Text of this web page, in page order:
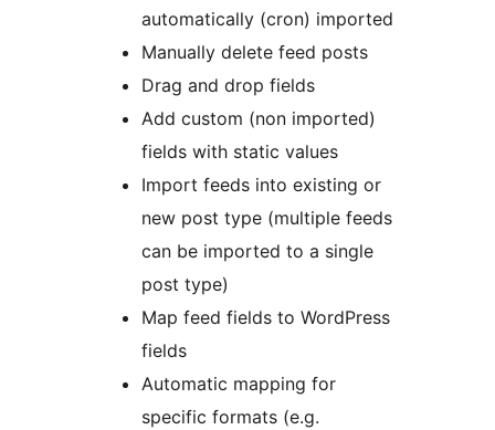
automatically (cron) imported
Manually delete feed posts
Drag and drop fields
Add custom (non imported)
fields with static values
Import feeds into existing or
new post type (multiple feeds
can be imported to a single
post type)
Map feed fields to WordPress
fields
Automatic mapping for
specific formats (e.g.